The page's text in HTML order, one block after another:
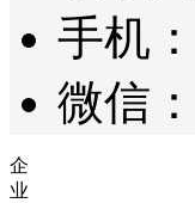
手机
微信
企
业